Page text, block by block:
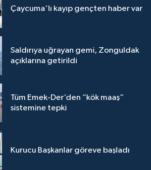
Çaycuma'lı kayıp gençten haber var
Saldırıya uğrayan gemi, Zonguldak
açıklarına getirildi
Tüm Emek-Der’den “kök maaş”
sistemine tepki
Kurucu Başkanlar göreve başladı